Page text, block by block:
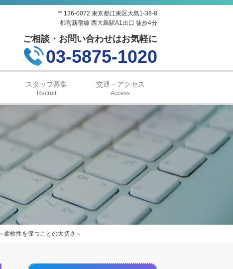
〒136-0072 東京都江東区大島1-38-8
都営新宿線 西大島駅A1出口 徒歩4分
ご相談・お問い合わせはお気軽に
03-5875-1020
スタッフ募集
Recruit
交通・アクセス
Access
柔軟性を保つことの大切さ～